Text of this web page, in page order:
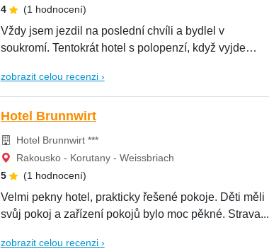
4
(1 hodnocení)
Vždy jsem jezdil na poslední chvíli a bydlel v
soukromí. Tentokrát hotel s polopenzí, když vyjde
zobrazit celou recenzi ›
Hotel Brunnwirt
Hotel Brunnwirt ***
Rakousko - Korutany - Weissbriach
5
(1 hodnocení)
Velmi pekny hotel, prakticky řešené pokoje. Děti měli
svůj pokoj a zařízení pokojů bylo moc pěkné. Strava...
zobrazit celou recenzi ›